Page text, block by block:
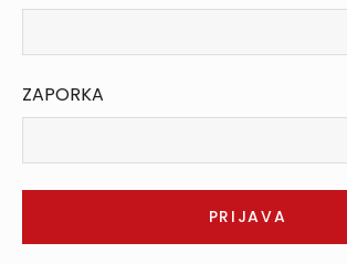
ZAPORKA